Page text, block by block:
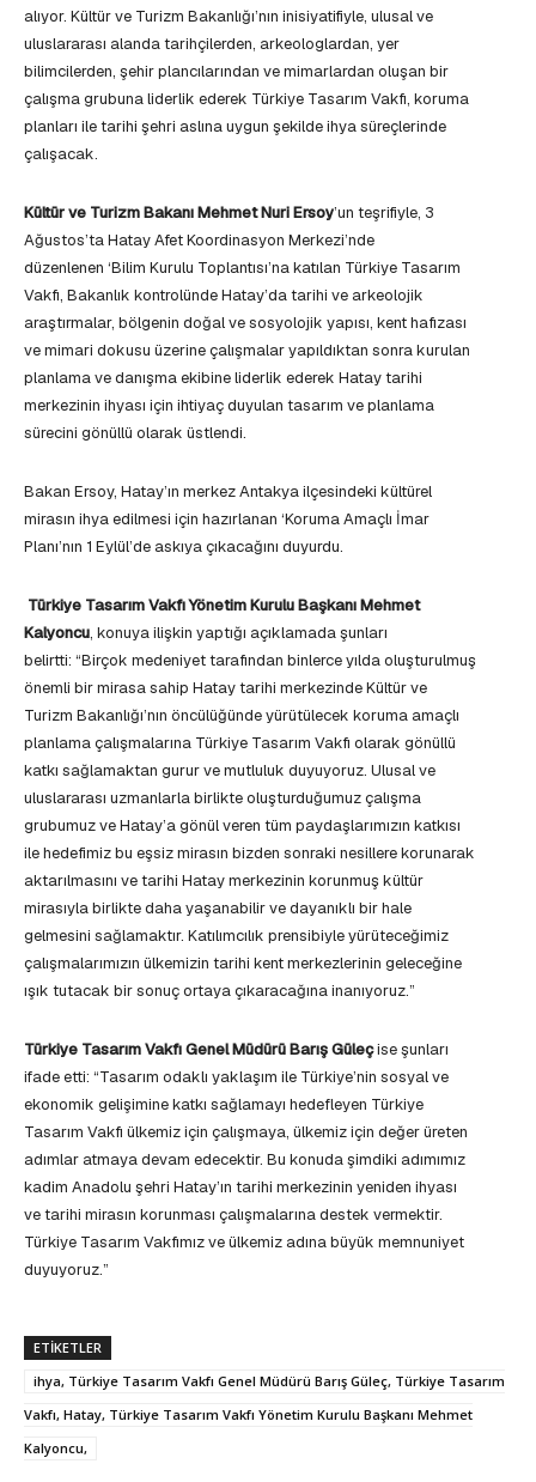
alıyor. Kültür ve Turizm Bakanlığı’nın inisiyatifiyle, ulusal ve
uluslararası alanda tarihçilerden, arkeologlardan, yer
bilimcilerden, şehir plancılarından ve mimarlardan oluşan bir
çalışma grubuna liderlik ederek Türkiye Tasarım Vakfı, koruma
planları ile tarihi şehri aslına uygun şekilde ihya süreçlerinde
çalışacak.
Kültür ve Turizm BakanıMehmet Nuri Ersoy’un teşrifiyle, 3
Ağustos’ta Hatay Afet Koordinasyon Merkezi’nde
düzenlenen ‘Bilim Kurulu Toplantısı’na katılan Türkiye Tasarım
Vakfı, Bakanlık kontrolünde Hatay’da tarihi ve arkeolojik
araştırmalar, bölgenin doğal ve sosyolojik yapısı, kent hafızası
ve mimari dokusu üzerine çalışmalar yapıldıktan sonra kurulan
planlama ve danışma ekibine liderlik ederek Hatay tarihi
merkezinin ihyası için ihtiyaç duyulan tasarım ve planlama
sürecini gönüllü olarak üstlendi.
Bakan Ersoy, Hatay’ın merkez Antakya ilçesindeki kültürel
mirasın ihya edilmesi için hazırlanan ‘Koruma Amaçlı İmar
Planı’nın 1 Eylül’de askıya çıkacağını duyurdu.
Türkiye Tasarım Vakfı Yönetim Kurulu Başkanı Mehmet
Kalyoncu, konuya ilişkin yaptığı açıklamada şunları
belirtti: “Birçok medeniyet tarafından binlerce yılda oluşturulmuş
önemli bir mirasa sahip Hatay tarihi merkezinde Kültür ve
Turizm Bakanlığı’nın öncülüğünde yürütülecek koruma amaçlı
planlama çalışmalarına Türkiye Tasarım Vakfı olarak gönüllü
katkı sağlamaktan gurur ve mutluluk duyuyoruz. Ulusal ve
uluslararası uzmanlarla birlikte oluşturduğumuz çalışma
grubumuz ve Hatay’a gönül veren tüm paydaşlarımızın katkısı
ile hedefimiz bu eşsiz mirasın bizden sonraki nesillere korunarak
aktarılmasını ve tarihi Hatay merkezinin korunmuş kültür
mirasıyla birlikte daha yaşanabilir ve dayanıklı bir hale
gelmesini sağlamaktır. Katılımcılık prensibiyle yürüteceğimiz
çalışmalarımızın ülkemizin tarihi kent merkezlerinin geleceğine
ışık tutacak bir sonuç ortaya çıkaracağına inanıyoruz.”
Türkiye Tasarım Vakfı Genel Müdürü Barış Güleçise şunları
ifade etti: “Tasarım odaklı yaklaşım ile Türkiye’nin sosyal ve
ekonomik gelişimine katkı sağlamayı hedefleyen Türkiye
Tasarım Vakfı ülkemiz için çalışmaya, ülkemiz için değer üreten
adımlar atmaya devam edecektir. Bu konuda şimdiki adımımız
kadim Anadolu şehri Hatay’ın tarihi merkezinin yeniden ihyası
ve tarihi mirasın korunması çalışmalarına destek vermektir.
Türkiye Tasarım Vakfımız ve ülkemiz adına büyük memnuniyet
duyuyoruz.”
ETIKETLER
ihya, Türkiye Tasarım Vakfı Genel Müdürü Barış Güleç, Türkiye Tasarım
Vakfı, Hatay, Türkiye Tasarım Vakfı Yönetim Kurulu Başkanı Mehmet
Kalyoncu,